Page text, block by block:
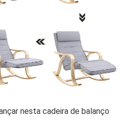
nesta cadeira de balanço